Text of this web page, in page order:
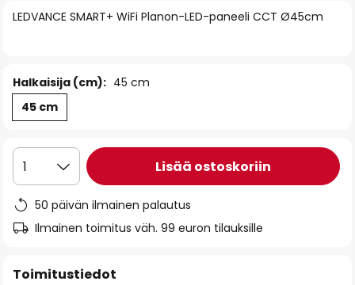
ofLEDVANCE SMART+ WiFi Planon-LED-paneeli CCT Ø45cm
Halkaisija (cm): 45 cm
45 cm
1 Lisää ostoskoriin
50 päivän ilmainen palautus
Ilmainen toimitus väh. 99 euron tilauksille
Toimitustiedot